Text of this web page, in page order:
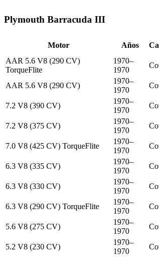
Plymouth Barracuda III
Motor Años
AAR 5.6 V8 (290 CV)
TorqueFlite
1970–
1970
AAR 5.6 V8 (290 CV)
1970–
1970
7.2 V8 (390 CV)
1970–
1970
7.2 V8 (375 CV)
1970–
1970
7.0 V8 (425 CV) TorqueFlite
1970–
1970
6.3 V8 (335 CV)
1970–
1970
6.3 V8 (330 CV)
1970–
1970
6.3 V8 (290 CV) TorqueFlite
1970–
1970
5.6 V8 (275 CV)
1970–
1970
5.2 V8 (230 CV)
1970–
1970